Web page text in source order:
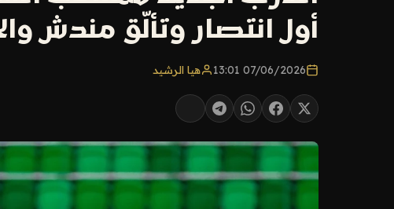
أول انتصار وتألّق مندش
07/06/2026 13:01 هيا الرشيد